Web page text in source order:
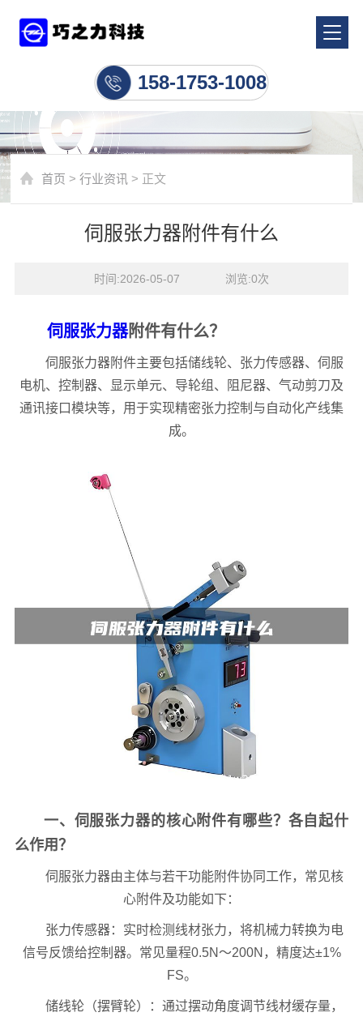
158-1753-1008
首页 >行业资讯 > 正文
伺服张力器附件有什么
时间:2026-05-07    浏览:0次
伺服张力器附件有什么？
伺服张力器附件主要包括储线轮、张力传感器、伺服
电机、控制器、显示单元、导轮组、阻尼器、气动剪刀及
通讯接口模块等，用于实现精密张力控制与自动化产线集
成。
一、伺服张力器的核心附件有哪些？各自起什
么作用？
伺服张力器由主体与若干功能附件协同工作，常见核
心附件及功能如下：
张力传感器：实时检测线材张力，将机械力转换为电
信号反馈给控制器。常见量程0.5N～200N，精度达±1%
FS。
储线轮（摆臂轮）：通过摆动角度调节线材缓存量，